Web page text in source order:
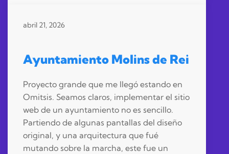
abril 21, 2026
Ayuntamiento Molins de Rei
Proyecto grande que me llegó estando en
Omitsis. Seamos claros, implementar el sitio
web de un ayuntamiento no es sencillo.
Partiendo de algunas pantallas del diseño
original, y una arquitectura que fué
mutando sobre la marcha, este fue un